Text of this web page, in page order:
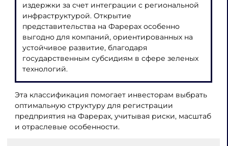
издержки за счет интеграции с региональной
инфраструктурой. Открытие
представительства на Фарерах особенно
выгодно для компаний, ориентированных на
устойчивое развитие, благодаря
государственным субсидиям в сфере зеленых
технологий.
Эта классификация помогает инвесторам выбрать
оптимальную структуру для регистрации
предприятия на Фарерах, учитывая риски, масштаб
и отраслевые особенности.